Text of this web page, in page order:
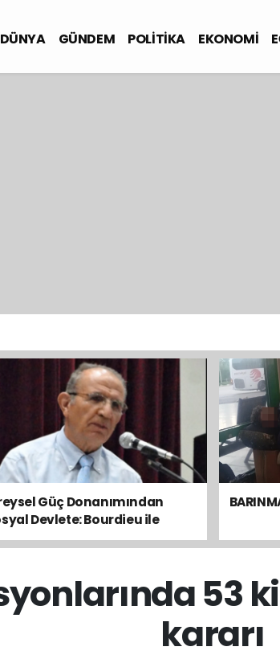
DÜNYA GÜNDEM POLİTİKA EKONOMİ
Güç Donanımından
Devlete: Bourdieu ile
Dengeyi Okumak
53
kararı